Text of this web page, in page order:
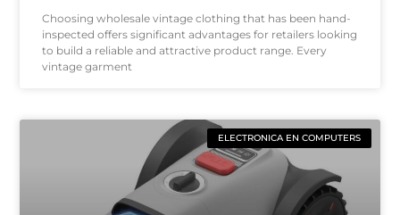
Choosing wholesale vintage clothing that has been hand-
inspected offers significant advantages for retailers looking
to build a reliable and attractive product range. Every
vintage garment
ELECTRONICA EN COMPUTERS